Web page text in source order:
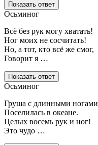
Показать ответ
Осьминог
Всё без рук могу хватать!
Ног моих не сосчитать!
Но, а тот, кто всё же смог,
Говорит я …
Показать ответ
Осьминог
Груша с длинными ногами
Поселилась в океане.
Целых восемь рук и ног!
Это чудо …